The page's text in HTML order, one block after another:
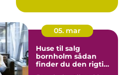
beskytt...
05. mar
Huse til salg
bornholm sådan
finder du den rigtige